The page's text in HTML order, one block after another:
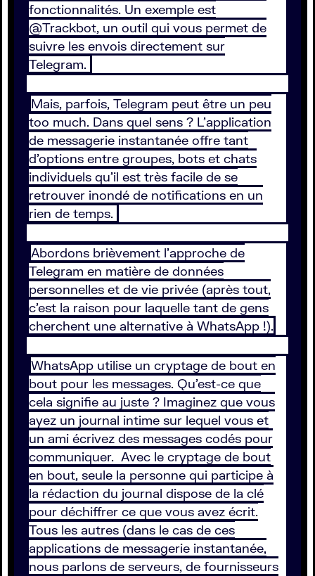
fonctionnalités. Un exemple est
@Trackbot, un outil qui vous permet de
suivre les envois directement sur
Telegram.
Mais, parfois, Telegram peut être un peu
too much. Dans quel sens ? L’application
de messagerie instantanée offre tant
d’options entre groupes, bots et chats
individuels qu’il est très facile de se
retrouver inondé de notifications en un
rien de temps.
Abordons brièvement l’approche de
Telegram en matière de données
personnelles et de vie privée (après tout,
c'est la raison pour laquelle tant de gens
cherchent une alternative à WhatsApp !).
WhatsApp utilise un cryptage de bout en
bout pour les messages. Qu'est-ce que
cela signifie au juste ? Imaginez que vous
ayez un journal intime sur lequel vous et
un ami écrivez des messages codés pour
communiquer. Avec le cryptage de bout
en bout, seule la personne qui participe à
la rédaction du journal dispose de la clé
pour déchiffrer ce que vous avez écrit.
Tous les autres (dans le cas de ces
applications de messagerie instantanée,
nous parlons de serveurs, de fournisseurs